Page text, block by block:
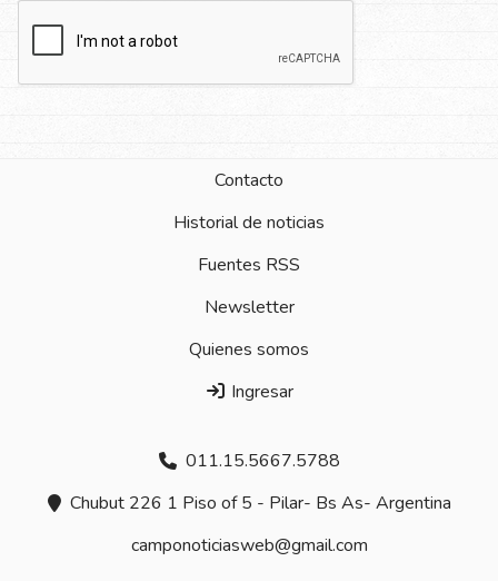
Contacto
Historial de noticias
Fuentes RSS
Newsletter
Quienes somos
Ingresar
011.15.5667.5788
Chubut 226 1 Piso of 5 - Pilar- Bs As- Argentina
camponoticiasweb@gmail.com